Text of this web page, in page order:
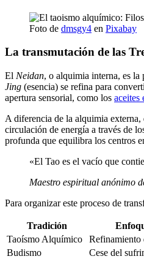
Foto de dmsgy4 en Pixabay
La transmutación de las
El Neidan, o alquimia interna, es
Jing (esencia) se refina para
apertura sensorial, como los aceites
A diferencia de la alquimia
circulación de energía a través de
profunda que equilibra los centros
«El Tao es el vacío que
Maestro espiritual anónimo
Para organizar este proceso de
Tradición
Taoísmo Alquímico
Refinamiento
Budismo
Cese del